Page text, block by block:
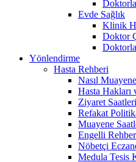
Evde Sağlık
Klinik
Doktor
Yönlendirme
Hasta Rehberi
Nasıl
Hasta Hakları
Ziyaret
Refakat
Muayene
Engelli
Nöbetçi
Medula Tesis